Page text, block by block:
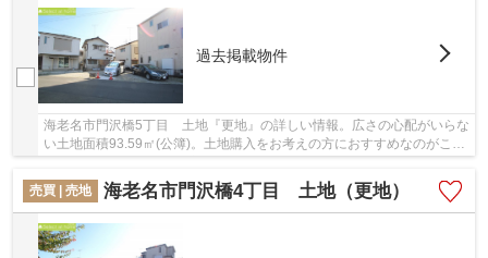
過去掲載物件
海老名市門沢橋5丁目 土地『更地』の詳しい情報。広さの心配がいらな
い土地面積93.59㎡(公簿)。土地購入をお考えの方におすすめなのがこち
売買 | 売地
海老名市門沢橋4丁目 土地（更地）